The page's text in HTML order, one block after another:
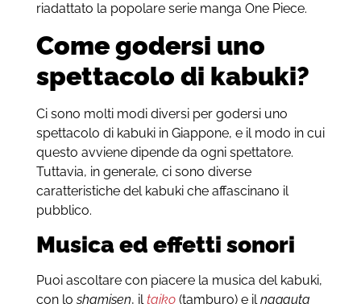
riadattato la popolare serie manga One Piece.
Come godersi uno
spettacolo di kabuki?
Ci sono molti modi diversi per godersi uno
spettacolo di kabuki in Giappone, e il modo in cui
questo avviene dipende da ogni spettatore.
Tuttavia, in generale, ci sono diverse
caratteristiche del kabuki che affascinano il
pubblico.
Musica ed effetti sonori
Puoi ascoltare con piacere la musica del kabuki,
con loshamisen, iltaiko(tamburo) e ilnagauta